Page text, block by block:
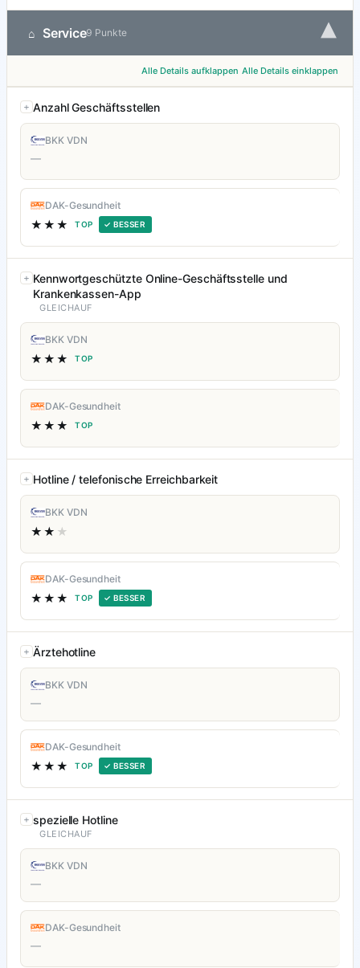
⌂ Service9 Punkte ▾
Alle Details aufklappen Alle Details einklappen
Anzahl Geschäftsstellen
BKK VDN
—
DAK-Gesundheit
★★★ TOP ✓ BESSER
Kennwortgeschützte Online-Geschäftsstelle und
Krankenkassen-App
GLEICHAUF
BKK VDN
★★★ TOP
DAK-Gesundheit
★★★ TOP
Hotline / telefonische Erreichbarkeit
BKK VDN
★★ ★
DAK-Gesundheit
★★★ TOP ✓ BESSER
Ärztehotline
BKK VDN
—
DAK-Gesundheit
★★★ TOP ✓ BESSER
spezielle Hotline
GLEICHAUF
BKK VDN
—
DAK-Gesundheit
—